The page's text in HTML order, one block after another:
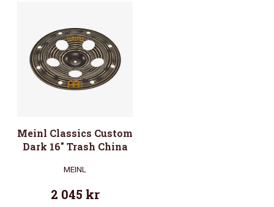
Meinl Classics Custom
Dark 16″ Trash China
MEINL
2 045 kr